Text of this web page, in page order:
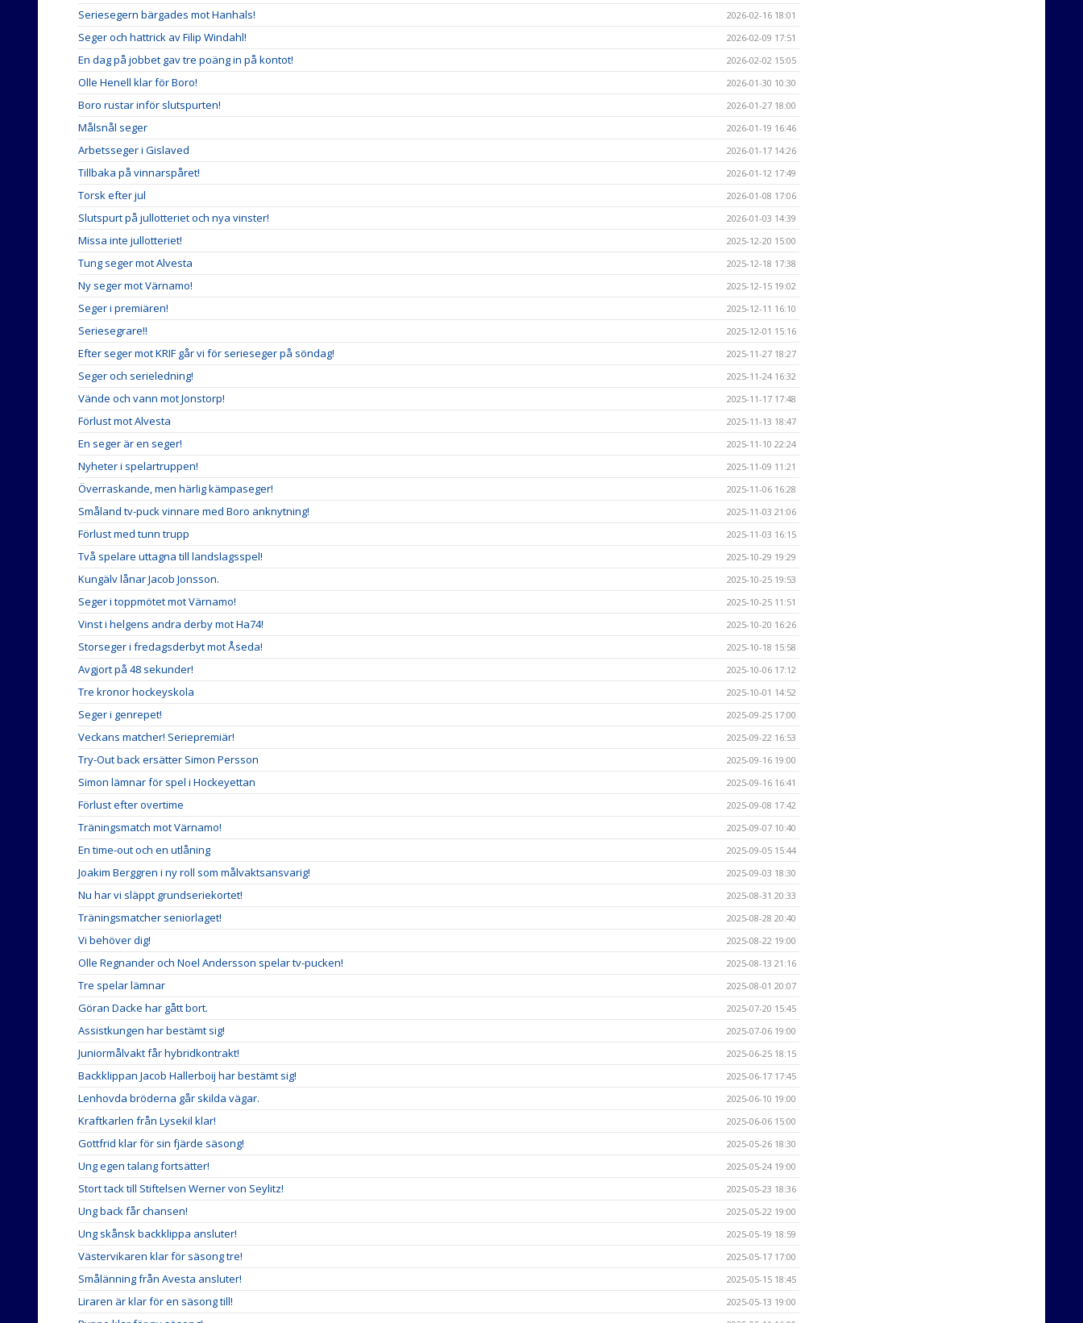
Seriesegern bärgades mot Hanhals! 2026-02-16 18:01
Seger och hattrick av Filip Windahl! 2026-02-09 17:51
En dag på jobbet gav tre poäng in på kontot! 2026-02-02 15:05
Olle Henell klar för Boro! 2026-01-30 10:30
Boro rustar inför slutspurten! 2026-01-27 18:00
Målsnål seger 2026-01-19 16:46
Arbetsseger i Gislaved 2026-01-17 14:26
Tillbaka på vinnarspåret! 2026-01-12 17:49
Torsk efter jul 2026-01-08 17:06
Slutspurt på jullotteriet och nya vinster! 2026-01-03 14:39
Missa inte jullotteriet! 2025-12-20 15:00
Tung seger mot Alvesta 2025-12-18 17:38
Ny seger mot Värnamo! 2025-12-15 19:02
Seger i premiären! 2025-12-11 16:10
Seriesegrare!! 2025-12-01 15:16
Efter seger mot KRIF går vi för serieseger på söndag! 2025-11-27 18:27
Seger och serieledning! 2025-11-24 16:32
Vände och vann mot Jonstorp! 2025-11-17 17:48
Förlust mot Alvesta 2025-11-13 18:47
En seger är en seger! 2025-11-10 22:24
Nyheter i spelartruppen! 2025-11-09 11:21
Överraskande, men härlig kämpaseger! 2025-11-06 16:28
Småland tv-puck vinnare med Boro anknytning! 2025-11-03 21:06
Förlust med tunn trupp 2025-11-03 16:15
Två spelare uttagna till landslagsspel! 2025-10-29 19:29
Kungälv lånar Jacob Jonsson. 2025-10-25 19:53
Seger i toppmötet mot Värnamo! 2025-10-25 11:51
Vinst i helgens andra derby mot Ha74! 2025-10-20 16:26
Storseger i fredagsderbyt mot Åseda! 2025-10-18 15:58
Avgjort på 48 sekunder! 2025-10-06 17:12
Tre kronor hockeyskola 2025-10-01 14:52
Seger i genrepet! 2025-09-25 17:00
Veckans matcher! Seriepremiär! 2025-09-22 16:53
Try-Out back ersätter Simon Persson 2025-09-16 19:00
Simon lämnar för spel i Hockeyettan 2025-09-16 16:41
Förlust efter overtime 2025-09-08 17:42
Träningsmatch mot Värnamo! 2025-09-07 10:40
En time-out och en utlåning 2025-09-05 15:44
Joakim Berggren i ny roll som målvaktsansvarig! 2025-09-03 18:30
Nu har vi släppt grundseriekortet! 2025-08-31 20:33
Träningsmatcher seniorlaget! 2025-08-28 20:40
Vi behöver dig! 2025-08-22 19:00
Olle Regnander och Noel Andersson spelar tv-pucken! 2025-08-13 21:16
Tre spelar lämnar 2025-08-01 20:07
Göran Dacke har gått bort. 2025-07-20 15:45
Assistkungen har bestämt sig! 2025-07-06 19:00
Juniormålvakt får hybridkontrakt! 2025-06-25 18:15
Backklippan Jacob Hallerboij har bestämt sig! 2025-06-17 17:45
Lenhovda bröderna går skilda vägar. 2025-06-10 19:00
Kraftkarlen från Lysekil klar! 2025-06-06 15:00
Gottfrid klar för sin fjärde säsong! 2025-05-26 18:30
Ung egen talang fortsätter! 2025-05-24 19:00
Stort tack till Stiftelsen Werner von Seylitz! 2025-05-23 18:36
Ung back får chansen! 2025-05-22 19:00
Ung skånsk backklippa ansluter! 2025-05-19 18:59
Västervikaren klar för säsong tre! 2025-05-17 17:00
Smålänning från Avesta ansluter! 2025-05-15 18:45
Liraren är klar för en säsong till! 2025-05-13 19:00